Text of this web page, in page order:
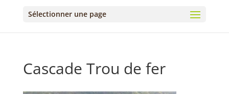
Sélectionner une page
Cascade Trou de fer